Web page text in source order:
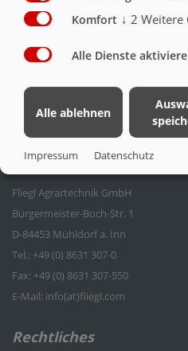
Kontakt
Fliegl Agrartechnik GmbH
Bürgermeister-Boch-Str. 1
D-84453 Mühldorf a. Inn
Tel.: +49 (0) 8631 307-0
Fax: +49 (0) 8631 307-550
E-Mail: info(at)fliegl.com
Rechtliches
Komfort ↓ 2 Weitere
Alle Dienste
Alle ablehnen
Impressum Datenschutz